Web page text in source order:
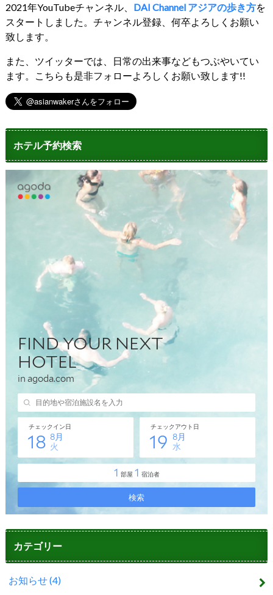
2021年YouTubeチャンネル、 DAI Channel アジアの歩き方を
スタートしました。チャンネル登録、何卒よろしくお願い
致します。
また、ツイッターでは、日常の出来事などもつぶやいてい
ます。こちらも是非フォローよろしくお願い致します!!
ホテル予約検索
カテゴリー
お知らせ(4)